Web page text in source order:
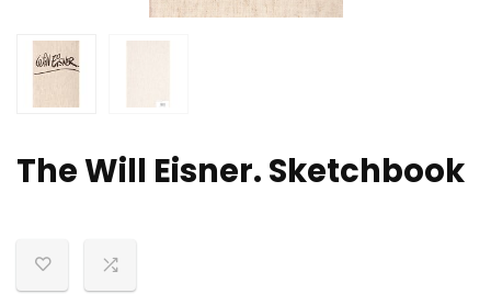
The Will Eisner. Sketchbook